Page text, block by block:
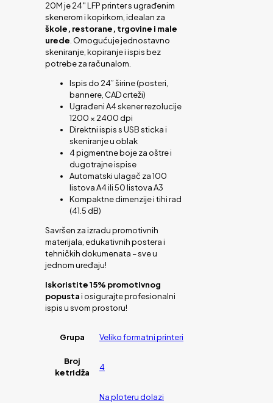
20M je 24″ LFP printer s ugrađenim
skenerom i kopirkom, idealan za
škole, restorane, trgovine i male
urede . Omogućuje jednostavno
skeniranje, kopiranje i ispis bez
potrebe za računalom.
Ispis do 24” širine (posteri,
bannere, CAD crteži)
Ugrađeni A4 skener rezolucije
1200 × 2400 dpi
Direktni ispis s USB sticka i
skeniranje u oblak
4 pigmentne boje za oštre i
dugotrajne ispise
Automatski ulagač za 100
listova A4 ili 50 listova A3
Kompaktne dimenzije i tihi rad
(41.5 dB)
Savršen za izradu promotivnih
materijala, edukativnih postera i
tehničkih dokumenata – sve u
jednom uređaju!
Iskoristite 15% promotivnog
popustai osigurajte profesionalni
ispis u svom prostoru!
Grupa Veliko formatni printeri
Broj
ketridža
4
Na ploteru dolazi